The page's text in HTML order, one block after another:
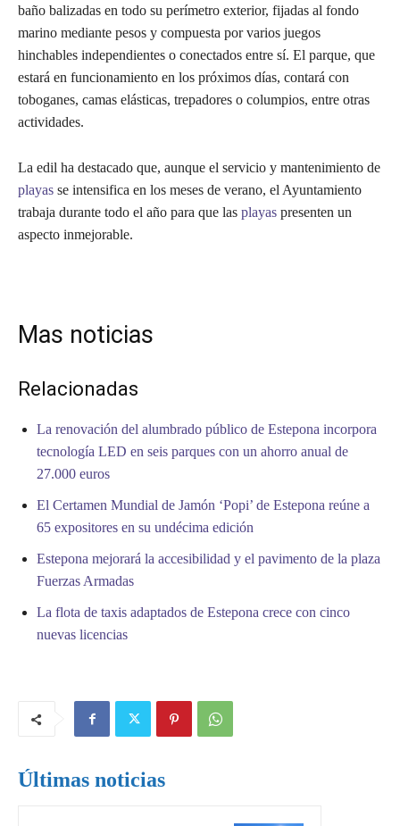
baño balizadas en todo su perímetro exterior, fijadas al fondo
marino mediante pesos y compuesta por varios juegos
hinchables independientes o conectados entre sí. El parque, que
estará en funcionamiento en los próximos días, contará con
toboganes, camas elásticas, trepadores o columpios, entre otras
actividades.
La edil ha destacado que, aunque el servicio y mantenimiento de
playas se intensifica en los meses de verano, el Ayuntamiento
trabaja durante todo el año para que las playas presenten un
aspecto inmejorable.
Mas noticias
Relacionadas
La renovación del alumbrado público de Estepona incorpora
tecnología LED en seis parques con un ahorro anual de
27.000 euros
El Certamen Mundial de Jamón ‘Popi’ de Estepona reúne a
65 expositores en su undécima edición
Estepona mejorará la accesibilidad y el pavimento de la plaza
Fuerzas Armadas
La flota de taxis adaptados de Estepona crece con cinco
nuevas licencias
Últimas noticias